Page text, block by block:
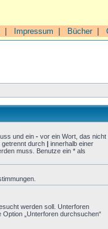
Impressum Bücher|
und ein - vor ein Wort, das nicht
getrennt durch | innerhalb einer
muss. Benutze ein * als
werden soll. Unterforen
„Unterforen durchsuchen“